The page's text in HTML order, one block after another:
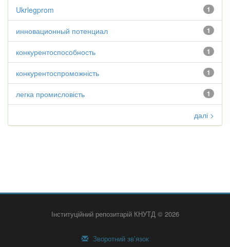
1
Ukrlegprom
1
инновационный потенциал
1
конкурентоспособность
1
конкурентоспроможність
1
легка промисловість
далі >
Інституційний репозитарій КНУТД © 2026
Зворотний зв’язок